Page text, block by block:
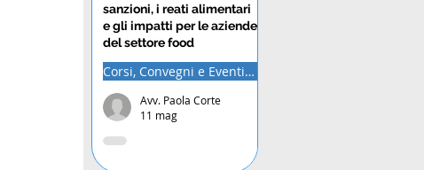
sanzioni, i reati alimentari
e gli impatti per le aziende
del settore food
Corsi, Convegni e Eventi Formativi
Avv. Paola Corte
11 mag